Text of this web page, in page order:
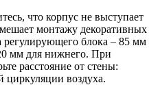
что корпус не выступает
монтажу декоративных
блока – 85 мм
мм для нижнего. При
расстояние от стены:
воздуха.